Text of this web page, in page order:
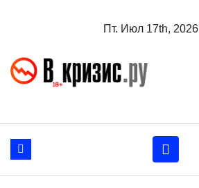
Пт. Июл 17th, 2026